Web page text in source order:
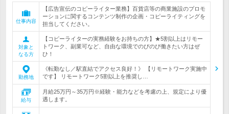
仕事内容
【広告宣伝のコピーライター業務】百貨店等の商業施設のプロモ
ーションに関するコンテンツ制作の企画・コピーライティングを
担当してください。
対象と
なる方
【コピーライターの実務経験をお持ちの方】★5割以上はリモー
トワーク、副業可など、自由な環境でのびのび働きたい方はぜ
ひ！
勤務地
《転勤なし／駅直結でアクセス良好！》 【リモートワーク実施中
です】 リモートワーク5割以上を推奨し…
給与
月給25万円～35万円※経験・能力などを考慮の上、規定により優
遇します。